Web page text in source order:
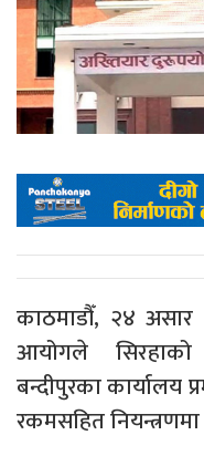
काठमाडौँ, २४
आयोगले
बन्दीपुरका कार्यालय
रकमसहित